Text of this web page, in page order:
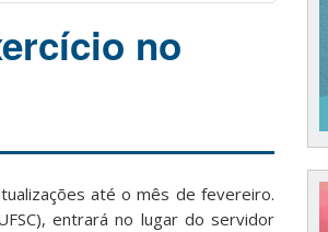
no
até o mês de fevereiro.
entrará no lugar do servidor